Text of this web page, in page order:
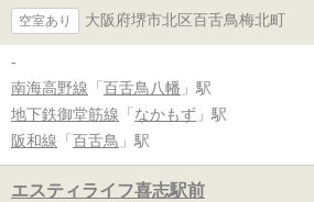
空室あり 大阪府堺市北区百舌鳥梅北町
-
南海高野線 「 百舌鳥八幡 」駅
地下鉄御堂筋線 「 なかもず 」駅
阪和線 「 百舌鳥 」駅
エスティライフ喜志駅前